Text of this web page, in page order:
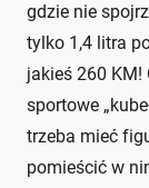
gdzie nie
tylko 1,4 litra
jakieś 260 KM!
sportowe
trzeba mieć
pomieścić w